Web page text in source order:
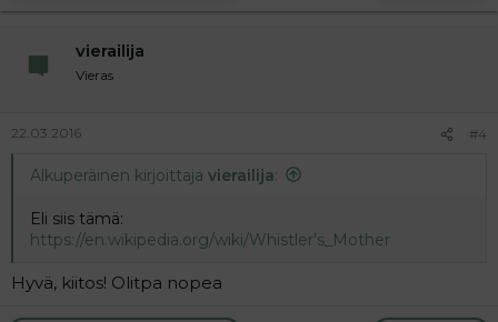
vierailija
Vieras
22.03.2016 #4
Alkuperäinen kirjoittaja vierailija:
Eli siis tämä:
https://en.wikipedia.org/wiki/Whistler's_Mother
Hyvä, kiitos! Olitpa nopea